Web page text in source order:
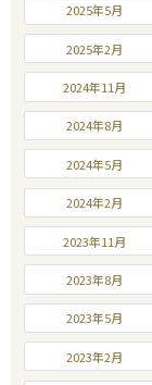
2025年5月
2025年2月
2024年11月
2024年8月
2024年5月
2024年2月
2023年11月
2023年8月
2023年5月
2023年2月